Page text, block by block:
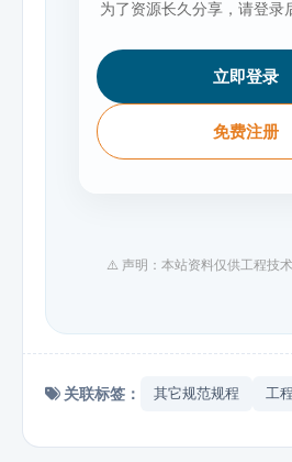
为了资源长久分享，请登录
立即登录
免费注册
⚠️ 声明：本站资料仅供工程技
关联标签： 其它规范规程 工